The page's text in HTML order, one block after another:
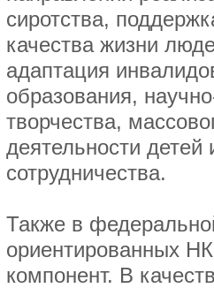
сиротства,
качества жизни
адаптация
образования,
творчества,
деятельности
сотрудничества.
Также в
ориентированных
компонент. В